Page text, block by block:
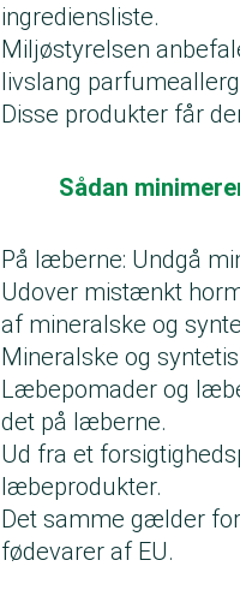
ingrediensliste.
Miljøstyrelsen
livslang
Disse produkter får
Sådan
På læberne: Undgå
Udover mistænkt
af mineralske og
Mineralske og
Læbepomader og
det på læberne.
Ud fra et
læbeprodukter.
Det samme gælder
fødevarer af EU.